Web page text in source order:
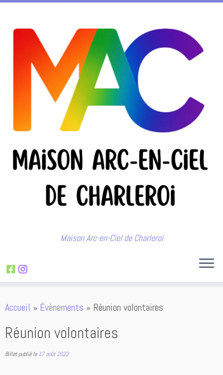
au
contenu
Maison Arc-en-Ciel de Charleroi
Accueil » Évènements » Réunion volontaires
Réunion volontaires
Billet publié le17 août 2022